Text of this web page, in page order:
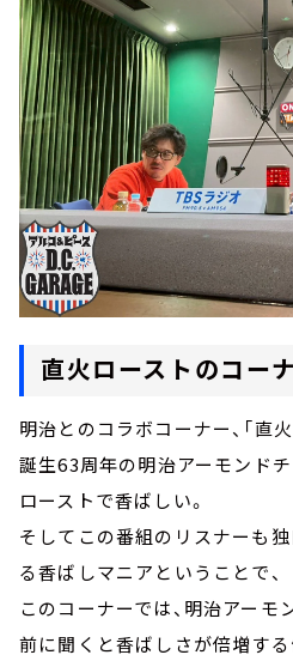
直火ローストのコーナ
明治とのコラボコーナー、「直
誕生63周年の明治アーモンド
ローストで香ばしい。
そしてこの番組のリスナーも
る香ばしマニアということで、
このコーナーでは、明治アー
前に聞くと香ばしさが倍増す